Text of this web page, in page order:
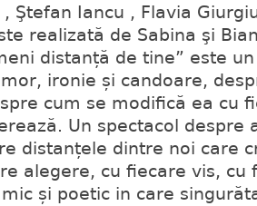
, Ştefan Iancu , Flavia
realizată de Sabina şi
distanță de tine” este
ironie și candoare,
cum se modifică ea cu
Un spectacol despre
distanțele dintre noi care
alegere, cu fiecare vis, cu
și poetic in care